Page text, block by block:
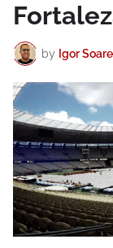
by Igor